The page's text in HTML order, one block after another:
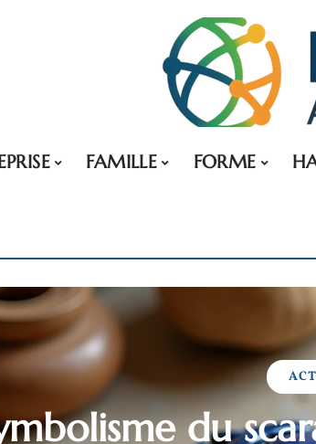
FAMILLE FORME
du